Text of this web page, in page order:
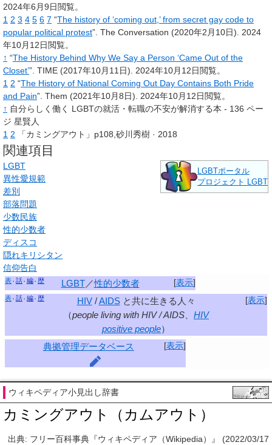
2024年6月9日閲覧。
1 2 3 4 5 6 7 “The history of ‘coming out,’ from secret gay code to
popular political protest”. The Conversation (2020年2月10日).
2024
年10月12日閲覧。
↑ “The History Behind Why We Say a Person ‘Came Out of the
Closet’”. TIME (2017年10月11日).
2024年10月12日閲覧。
1 2 “The History of National Coming Out Day Contains Both Pride
and Pain”. Them (2021年10月8日).
2024年10月12日閲覧。
↑ 自分らしく働く LGBTの就活・転職の不安が解消する本 - 136 ペー
ジ 星賢人
1 2 「カミングアウト」p108,砂川秀樹 · 2018
関連項目
LGBTポータル
プロジェクト LGBT
LGBT
異性愛規範
差別
部落問題
少数民族
性的少数者
ディスコ
隠れキリシタン
信仰告白
[表示]
表 話 編 歴 LGBT／性的少数者
[表示]
表 話 編 歴 HIV/AIDSと共に生きる人々
（people living with HIV / AIDS
HIV
positive people）
[表示]
典拠管理データベース
ウィキペディア小見出し辞書
カミングアウト（カムアウト）
出典: フリー百科事典『ウィキペディア（Wikipedia）』 (2022/03/17